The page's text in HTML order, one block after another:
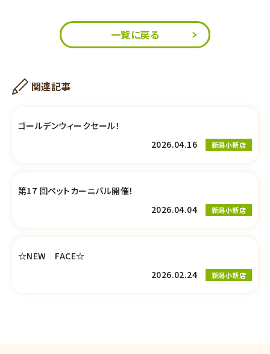
一覧に戻る
関連記事
ゴールデンウィークセール！
2026.04.16
新潟小新店
第17 回ペットカーニバル開催！
2026.04.04
新潟小新店
☆NEW FACE☆
2026.02.24
新潟小新店